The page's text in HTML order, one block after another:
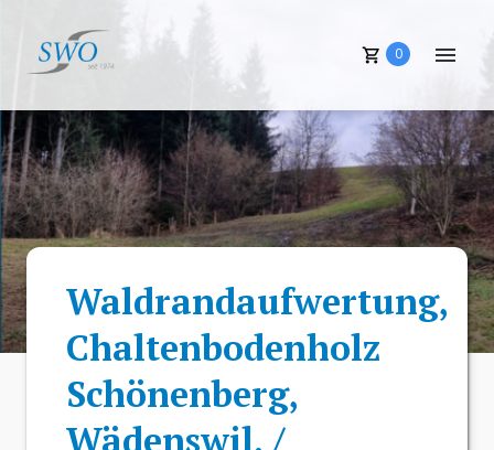
0
Waldrandaufwertung,
Chaltenbodenholz
Schönenberg,
Wädenswil. /